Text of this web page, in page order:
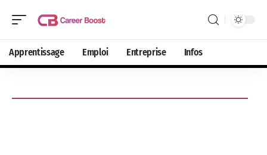
Apprentissage Emploi Entreprise Infos